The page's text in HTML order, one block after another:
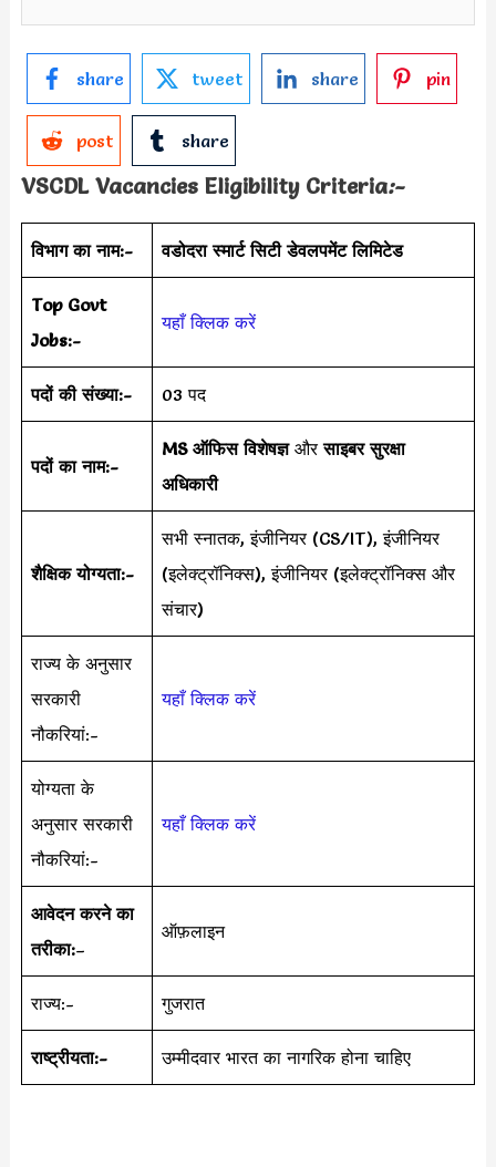
share tweet share pin
post share
VSCDL Vacancies Eligibility Criteria:-
विभाग का नाम:- वडोदरा स्मार्ट सिटी डेवलपमेंट लिमिटेड
Top Govt
Jobs:-
यहाँ क्लिक करें
पदों की संख्या:- 03 पद
पदों का नाम:-
MS ऑफिस विशेषज्ञ औरसाइबर सुरक्षा
अधिकारी
शैक्षिक योग्यता:-
सभी स्नातक, इंजीनियर (CS/IT), इंजीनियर
(इलेक्ट्रॉनिक्स), इंजीनियर (इलेक्ट्रॉनिक्स और
संचार)
राज्य के अनुसार
सरकारी
नौकरियां:-
यहाँ क्लिक करें
योग्यता के
अनुसार सरकारी
नौकरियां:-
यहाँ क्लिक करें
आवेदन करने का
तरीका:–
ऑफ़लाइन
राज्य:- गुजरात
राष्ट्रीयता:- उम्मीदवार भारत का नागरिक होना चाहिए